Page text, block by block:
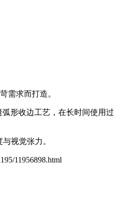
需求而打造。
形收边工艺，在长时间使用
视觉张力。
11956898.html